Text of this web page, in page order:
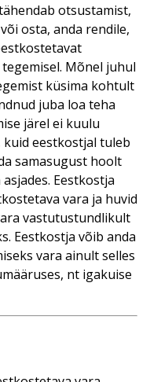
otsustamist,
osta, anda rendile,
Mõnel juhul
küsima kohtult
juba loa teha
järel ei kuulu
eestkostjal tuleb
samasugust hoolt
Eestkostja
vara ja huvid
vastutustundlikult
Eestkostja võib anda
vara ainult selles
nt igakuise